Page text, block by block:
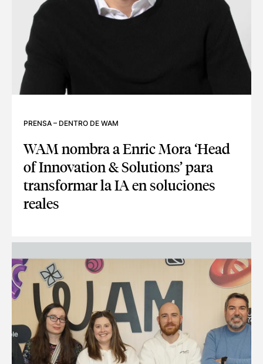
PRENSA – DENTRO DE WAM
WAM nombra a Enric Mora ‘Head
of Innovation & Solutions’ para
transformar la IA en soluciones
reales